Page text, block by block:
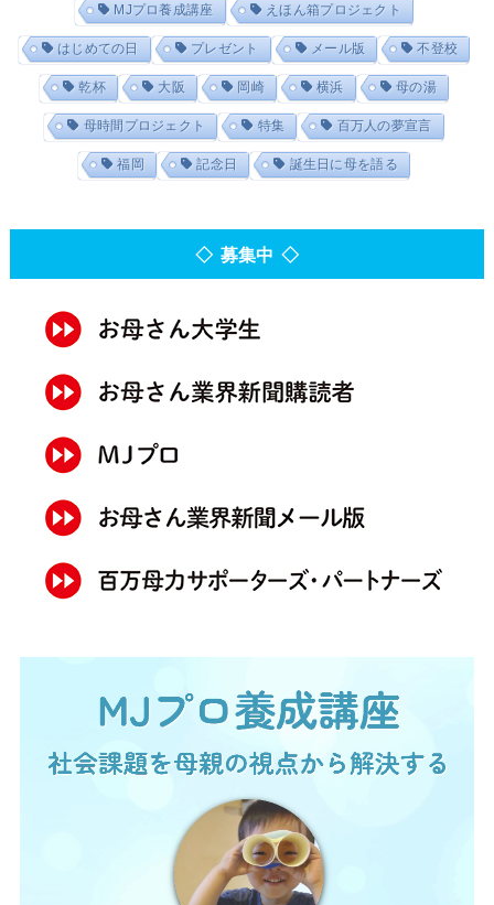
MJプロ養成講座 えほん箱プロジェクト
はじめての日 プレゼント メール版 不登校
乾杯 大阪 岡崎 横浜 母の湯
母時間プロジェクト 特集 百万人の夢宣言
福岡 記念日 誕生日に母を語る
◇ 募集中 ◇